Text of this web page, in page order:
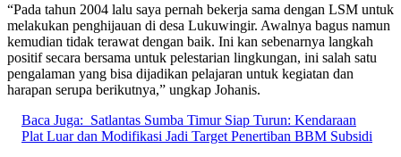
“Pada tahun 2004 lalu saya pernah bekerja sama dengan LSM untuk
melakukan penghijauan di desa Lukuwingir. Awalnya bagus namun
kemudian tidak terawat dengan baik. Ini kan sebenarnya langkah
positif secara bersama untuk pelestarian lingkungan, ini salah satu
pengalaman yang bisa dijadikan pelajaran untuk kegiatan dan
harapan serupa berikutnya,” ungkap Johanis.
Baca Juga: Satlantas Sumba Timur Siap Turun: Kendaraan
Plat Luar dan Modifikasi Jadi Target Penertiban BBM Subsidi